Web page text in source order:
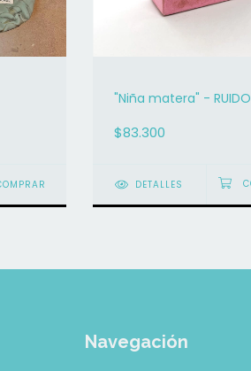
"Niña matera" - RUIDO
$83.300
DETALLES
Navegación